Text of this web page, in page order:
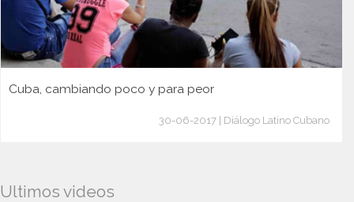
Cuba, cambiando poco y para peor
30-06-2017 | Diálogo Latino Cubano
Ultimos videos